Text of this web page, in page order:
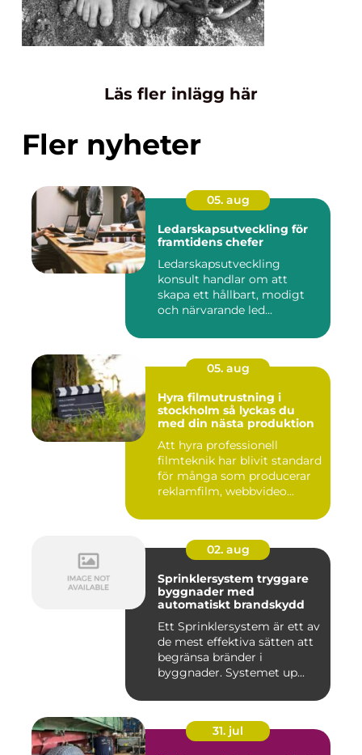
Läs fler inlägg här
Fler nyheter
05. aug
Ledarskapsutveckling för
framtidens chefer
Ledarskapsutveckling
konsult handlar om att
skapa ett hållbart, modigt
och närvarande led...
05. aug
Hyra filmutrustning i
stockholm så lyckas du
med din nästa produktion
Att hyra professionell
filmteknik har blivit standard
för många som producerar
reklamfilm, webbvideo...
02. aug
Sprinklersystem tryggare
byggnader med
automatiskt brandskydd
Ett Sprinklersystem är ett av
de mest effektiva sätten att
begränsa bränder i
byggnader. Systemet up...
31. jul